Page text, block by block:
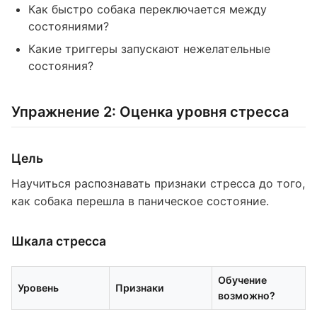
Как быстро собака переключается между
состояниями?
Какие триггеры запускают нежелательные
состояния?
Упражнение 2: Оценка уровня стресса
Цель
Научиться распознавать признаки стресса до того,
как собака перешла в паническое состояние.
Шкала стресса
Уровень Признаки
Обучение
возможно?